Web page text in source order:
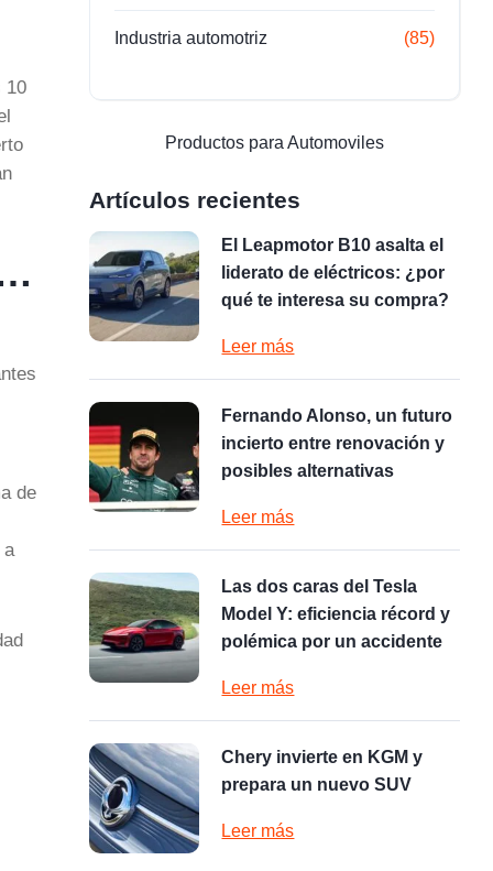
10
de
a
Industria automotriz (85)
Productos para Automoviles
Artículos recientes
El Leapmotor B10 asalta el
liderato de eléctricos: ¿por
qué te interesa su compra?
Leer más
Fernando Alonso, un futuro
incierto entre renovación y
posibles alternativas
Leer más
Las dos caras del Tesla
Model Y: eficiencia récord y
polémica por un accidente
Leer más
Chery invierte en KGM y
prepara un nuevo SUV
Leer más